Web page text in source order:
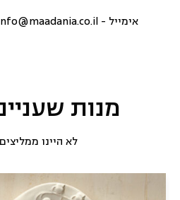
אימייל -
מנות
לא היינו